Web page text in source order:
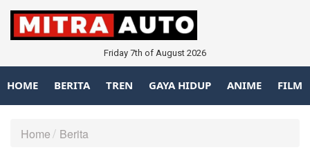
Friday 7th of August 2026
HOME BERITA TREN GAYA HIDUP ANIME FILM
Home Berita